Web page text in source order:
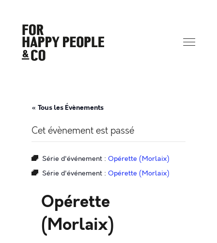
« Tous les Évènements
Cet évènement est passé
Série d'événement : Opérette (Morlaix)
Série d'événement : Opérette (Morlaix)
Opérette
(Morlaix)